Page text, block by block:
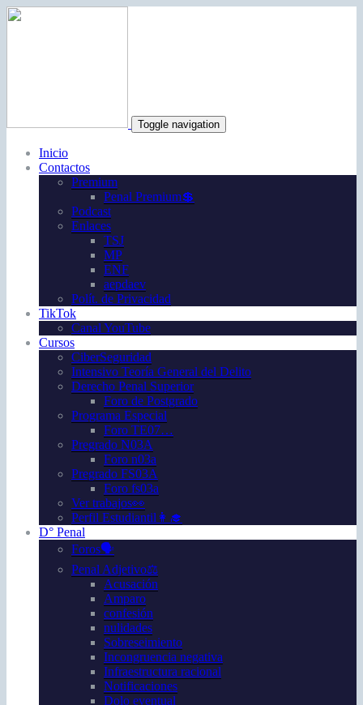
Toggle navigation
Inicio
Contactos
Premium
Penal Premium💲
Podcast
Enlaces
TSJ
MP
ENF
aepdaev
Polít. de Privacidad
TikTok
Canal YouTube
Cursos
CiberSeguridad
Intensivo Teoría General del Delito
Derecho Penal Superior
Foro de Postgrado
Programa Especial
Foro TE07…
Pregrado N03A
Foro n03a
Pregrado FS03A
Foro fs03a
Ver trabajos👀
Perfil Estudiantil👩‍🎓
D° Penal
Foros🗣️
Penal Adjetivo⚖️
Acusación
Amparo
confesión
nulidades
Sobreseimiento
Incongruencia negativa
Infraestructura racional
Notificaciones
Dolo eventual